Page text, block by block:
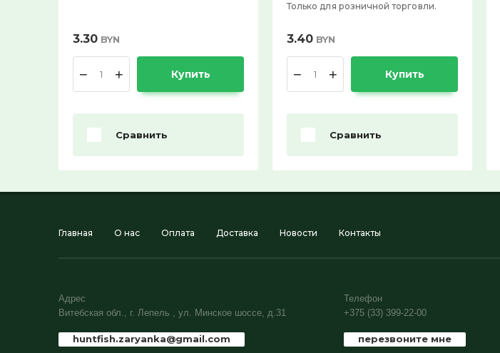
3.30 BYN
− + Купить
Сравнить
Только для розничной торговли.
3.40 BYN
− + Купить
Сравнить
Главная О нас Оплата Доставка Новости Контакты
Адрес
Витебская обл., г. Лепель , ул. Минское шоссе, д.31
huntfish.zaryanka@gmail.com
Телефон
+375 (33) 399-22-00
перезвоните мне